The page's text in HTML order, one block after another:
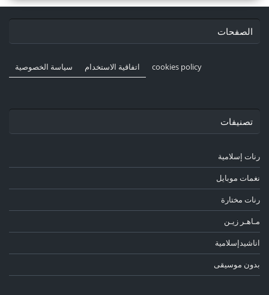
الصفحات
سياسة الخصوصية اتفاقية الاستخدام cookies policy
تصنيفات
رنات إسلامية
نغمات موبايل
رنات مختارة
مـاهـر زيـن
اناشيدإسلامية
بدون موسيقى